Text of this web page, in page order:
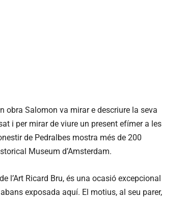
obra Salomon va mirar e descriure la seva
i per mirar de viure un present efímer a les
de Pedralbes mostra més de 200
Museum d’Amsterdam.
l’Art Ricard Bru, és una ocasió excepcional
exposada aquí. El motius, al seu parer,